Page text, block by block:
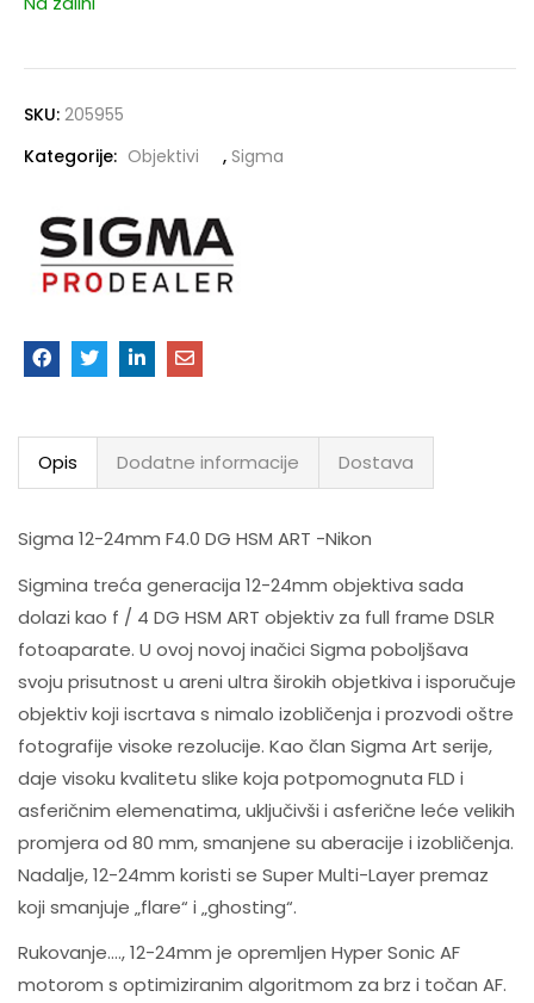
SKU: 205955
Kategorije: Objektivi , Sigma
Opis Dodatne informacije Dostava
Sigma 12-24mm F4.0 DG HSM ART -Nikon
Sigmina treća generacija 12-24mm objektiva sada
dolazi kao f / 4 DG HSM ART objektiv za full frame DSLR
fotoaparate. U ovoj novoj inačici Sigma poboljšava
svoju prisutnost u areni ultra širokih objetkiva i isporučuje
objektiv koji iscrtava s nimalo izobličenja i prozvodi oštre
fotografije visoke rezolucije. Kao član Sigma Art serije,
daje visoku kvalitetu slike koja potpomognuta FLD i
asferičnim elemenatima, uključivši i asferične leće velikih
promjera od 80 mm, smanjene su aberacije i izobličenja.
Nadalje, 12-24mm koristi se Super Multi-Layer premaz
koji smanjuje „flare“ i „ghosting“.
Rukovanje…., 12-24mm je opremljen Hyper Sonic AF
motorom s optimiziranim algoritmom za brz i točan AF.